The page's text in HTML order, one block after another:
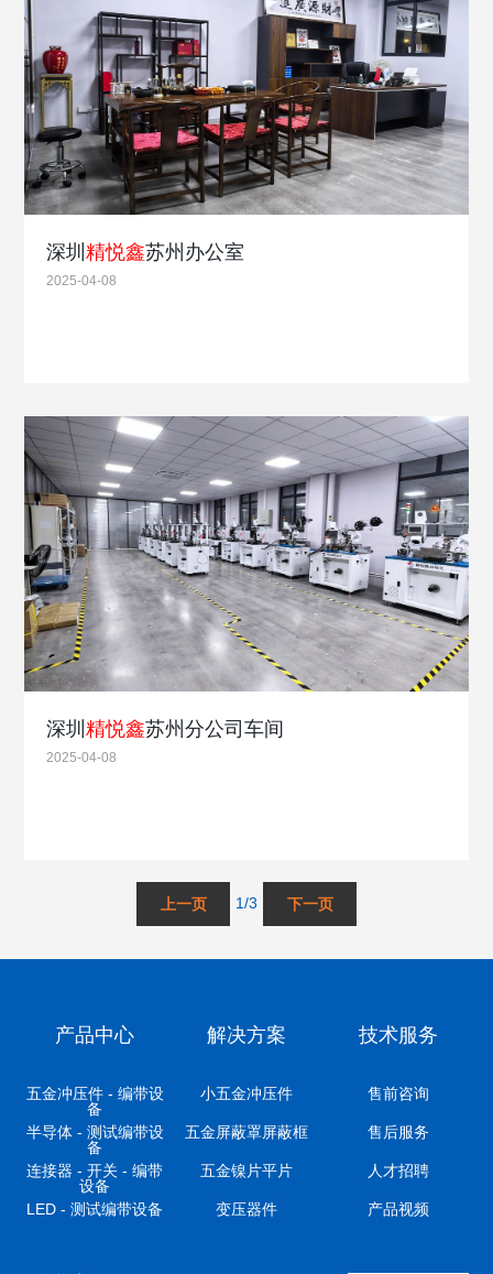
深圳精悦鑫苏州办公室
2025-04-08
深圳精悦鑫苏州分公司车间
2025-04-08
1/3
产品中心
五金冲压件 - 编带设
备
半导体 - 测试编带设
备
连接器 - 开关 - 编带
设备
LED - 测试编带设备
解决方案
小五金冲压件
五金屏蔽罩屏蔽框
五金镍片平片
变压器件
技术服务
售前咨询
售后服务
人才招聘
产品视频